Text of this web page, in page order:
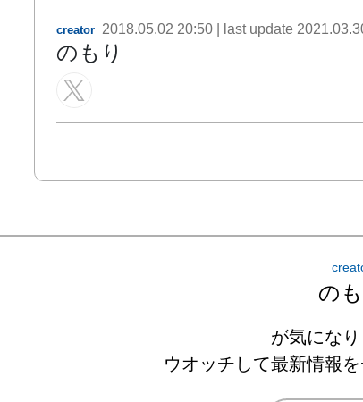
creator 2018.05.02 20:50 | last update
のもり
の
が気になり
ウオッチして最新情報